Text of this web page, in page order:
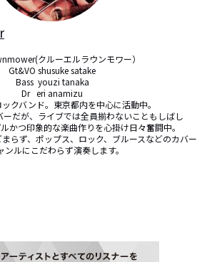
クルーエルラウンモワー）
Gt&VO shusuke satake
Bass  youzi tanaka
Dr   eri anamizu
クバンド。東京都内を中心に活動中。
だが、ライブでは全員揃わないこともしばし
かつ印象的な楽曲作りを心掛け日々奮闘中。
らず、ポップス、ロック、ブルースなどのカバー
ンルにこだわらず演奏します。